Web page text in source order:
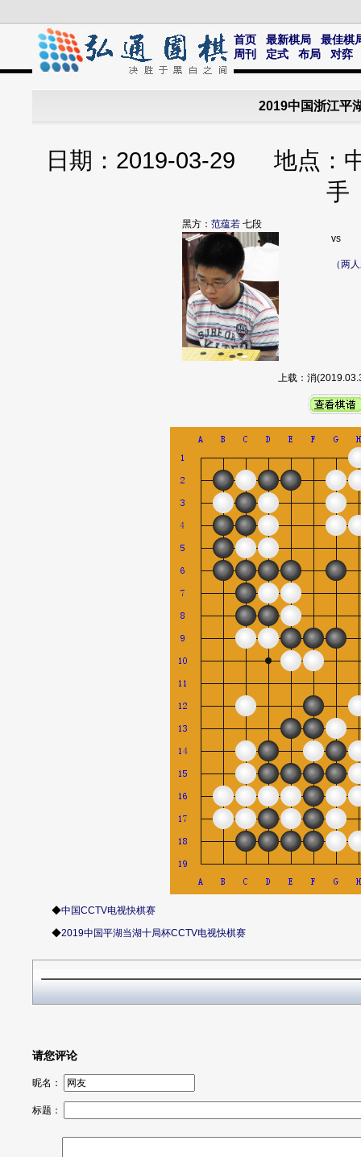
首页 最新棋局
最佳棋
周刊
定式 布局 对弈
2019中国浙江平
日期：2019-03-29 地点
手
黑方： 范蕴若 七段
vs
（两
上载：消
◆中国CCTV电视快棋赛
◆2019中国平湖当湖十局杯CCTV电视快棋赛
请您评论
昵名：
标题：